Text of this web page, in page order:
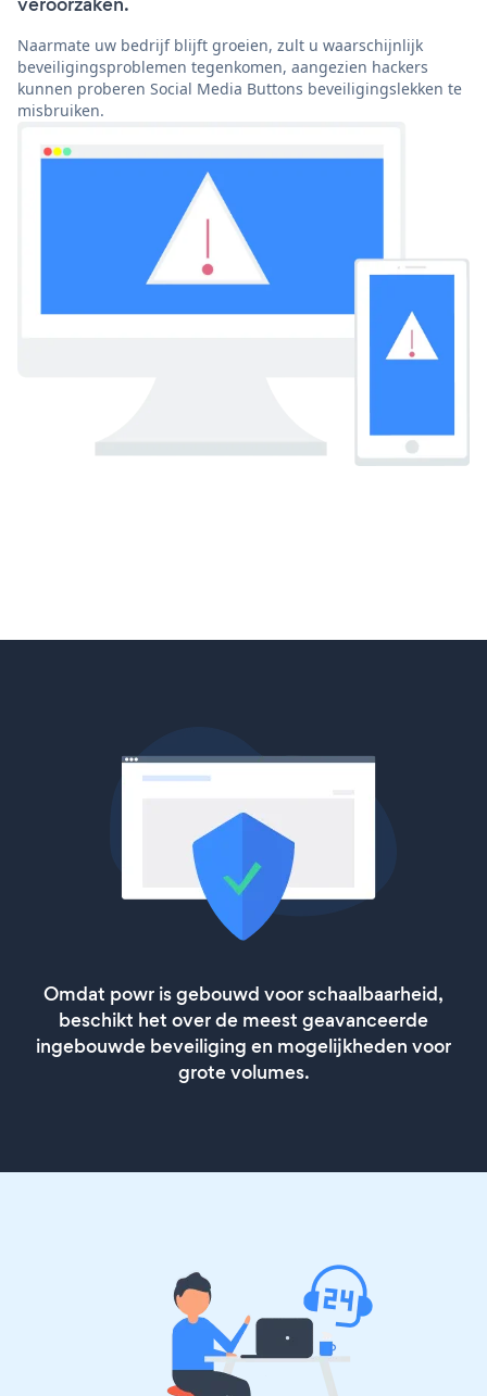
Naarmate uw bedrijf blijft groeien, zult u waarschijnlijk
beveiligingsproblemen tegenkomen, aangezien hackers
kunnen proberen Social Media Buttons beveiligingslekken te
misbruiken.
Omdat powr is gebouwd voor schaalbaarheid,
beschikt het over de meest geavanceerde
ingebouwde beveiliging en mogelijkheden voor
grote volumes.